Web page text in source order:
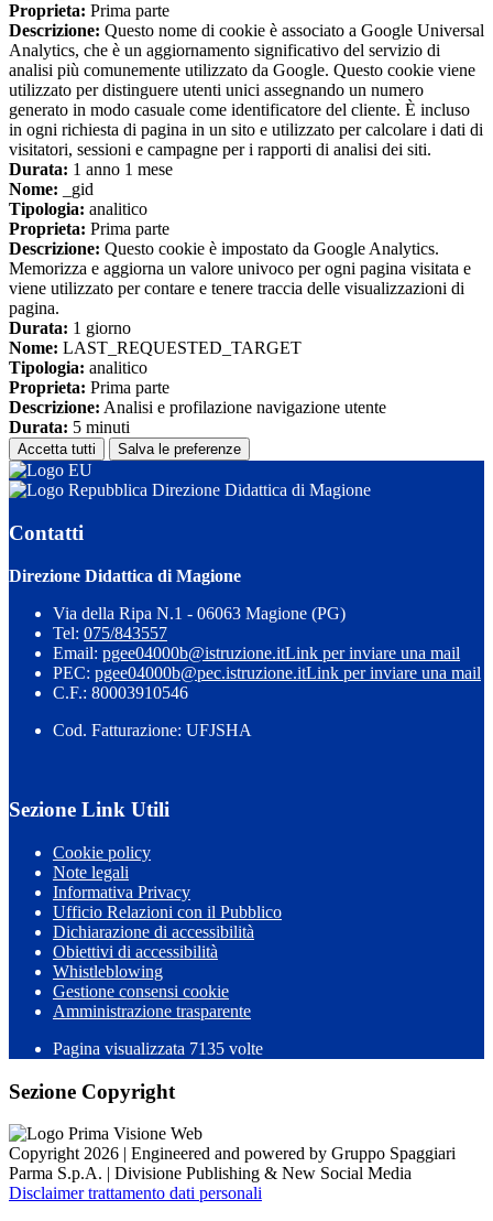
Proprieta: Prima parte
Descrizione: Questo nome di cookie è associato a Google Universal
Analytics, che è un aggiornamento significativo del servizio di
analisi più comunemente utilizzato da Google. Questo cookie viene
utilizzato per distinguere utenti unici assegnando un numero
generato in modo casuale come identificatore del cliente. È incluso
in ogni richiesta di pagina in un sito e utilizzato per calcolare i dati di
visitatori, sessioni e campagne per i rapporti di analisi dei siti.
Durata: 1 anno 1 mese
Nome: _gid
Tipologia: analitico
Proprieta: Prima parte
Descrizione: Questo cookie è impostato da Google Analytics.
Memorizza e aggiorna un valore univoco per ogni pagina visitata e
viene utilizzato per contare e tenere traccia delle visualizzazioni di
pagina.
Durata: 1 giorno
Nome: LAST_REQUESTED_TARGET
Tipologia: analitico
Proprieta: Prima parte
Descrizione: Analisi e profilazione navigazione utente
Durata: 5 minuti
Accetta tutti Salva le preferenze
Direzione Didattica di Magione
Contatti
Direzione Didattica di Magione
Via della Ripa N.1 - 06063 Magione (PG)
Tel: 075/843557
Email: pgee04000b@istruzione.itLink per inviare una mail
PEC: pgee04000b@pec.istruzione.itLink per inviare una mail
C.F.: 80003910546
Cod. Fatturazione: UFJSHA
Sezione Link Utili
Cookie policy
Note legali
Informativa Privacy
Ufficio Relazioni con il Pubblico
Dichiarazione di accessibilità
Obiettivi di accessibilità
Whistleblowing
Gestione consensi cookie
Amministrazione trasparente
Pagina visualizzata 7135 volte
Sezione Copyright
Copyright 2026 | Engineered and powered by Gruppo Spaggiari
Parma S.p.A. | Divisione Publishing & New Social Media
Disclaimer trattamento dati personali